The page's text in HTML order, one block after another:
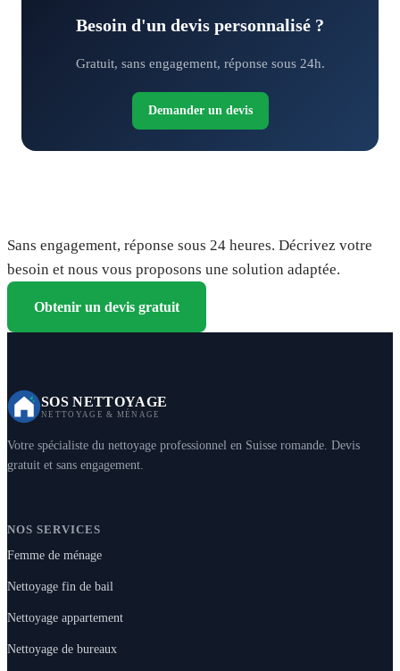
Besoin d'un devis personnalisé ?
Gratuit, sans engagement, réponse sous 24h.
Demander un devis
Sans engagement, réponse sous 24 heures. Décrivez votre
besoin et nous vous proposons une solution adaptée.
Obtenir un devis gratuit
SOS NETTOYAGE
NETTOYAGE & MÉNAGE
Votre spécialiste du nettoyage professionnel en Suisse romande. Devis
gratuit et sans engagement.
NOS SERVICES
Femme de ménage
Nettoyage fin de bail
Nettoyage appartement
Nettoyage de bureaux